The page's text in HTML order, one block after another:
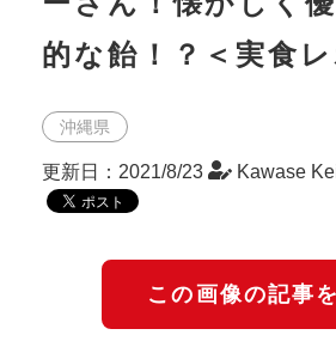
的な飴！？＜実食レ
沖縄県
更新日：2021/8/23 Kawase
この画像の記事